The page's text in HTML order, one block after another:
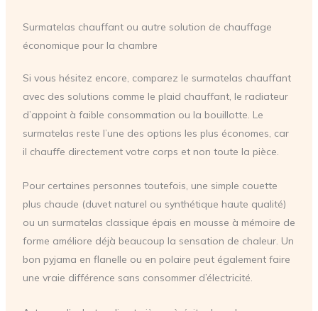
Surmatelas chauffant ou autre solution de chauffage
économique pour la chambre
Si vous hésitez encore, comparez le surmatelas chauffant
avec des solutions comme le plaid chauffant, le radiateur
d’appoint à faible consommation ou la bouillotte. Le
surmatelas reste l’une des options les plus économes, car
il chauffe directement votre corps et non toute la pièce.
Pour certaines personnes toutefois, une simple couette
plus chaude (duvet naturel ou synthétique haute qualité)
ou un surmatelas classique épais en mousse à mémoire de
forme améliore déjà beaucoup la sensation de chaleur. Un
bon pyjama en flanelle ou en polaire peut également faire
une vraie différence sans consommer d’électricité.